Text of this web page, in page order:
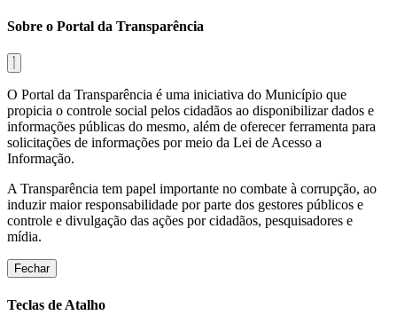
Sobre o Portal da Transparência
O Portal da Transparência é uma iniciativa do Município que
propicia o controle social pelos cidadãos ao disponibilizar dados e
informações públicas do mesmo, além de oferecer ferramenta para
solicitações de informações por meio da Lei de Acesso a
Informação.
A Transparência tem papel importante no combate à corrupção, ao
induzir maior responsabilidade por parte dos gestores públicos e
controle e divulgação das ações por cidadãos, pesquisadores e
mídia.
Fechar
Teclas de Atalho